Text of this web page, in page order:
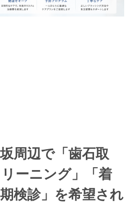
周辺で「歯石取
ーニング」「着
検診」を希望され